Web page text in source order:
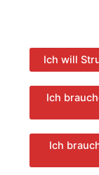
Ich will
Ich
Ich